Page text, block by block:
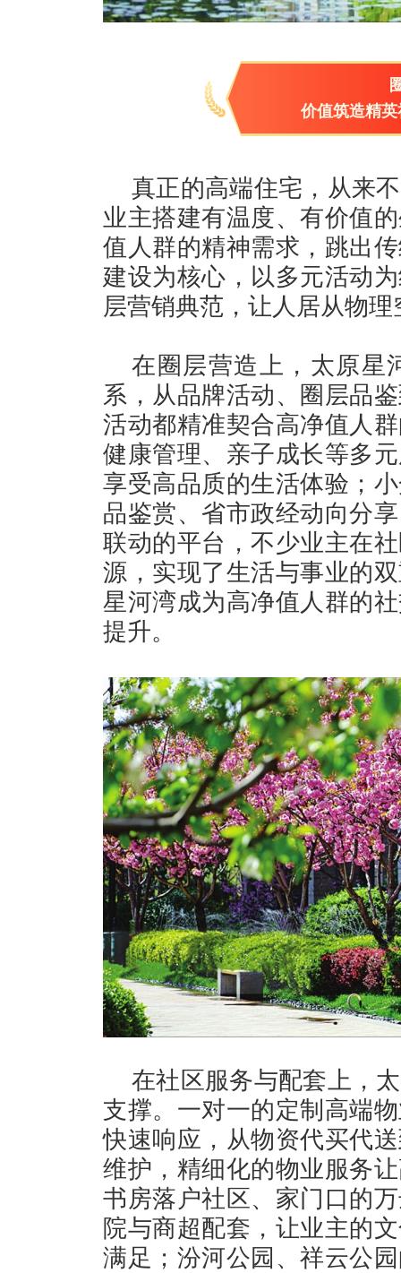
价值筑造精
真正的高端住宅，从来
业主搭建有温度、有价值
值人群的精神需求，跳出
建设为核心，以多元活动
层营销典范，让人居从物
在圈层营造上，太原星
系，从品牌活动、圈层品
活动都精准契合高净值人
健康管理、亲子成长等多
享受高品质的生活体验；
品鉴赏、省市政经动向分
联动的平台，不少业主在
源，实现了生活与事业的
星河湾成为高净值人群的
提升。
在社区服务与配套上，
支撑。一对一的定制高端
快速响应，从物资代买代
维护，精细化的物业服务
书房落户社区、家门口的
院与商超配套，让业主的
满足；汾河公园、祥云公